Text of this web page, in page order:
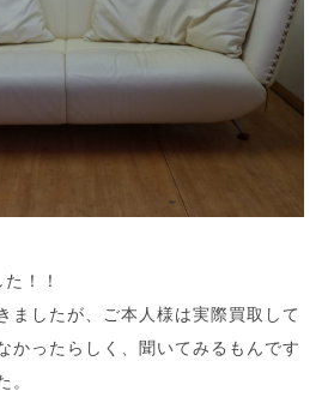
！！
ましたが、ご本人様は実際買取して
かったらしく、聞いてみるもんです
。